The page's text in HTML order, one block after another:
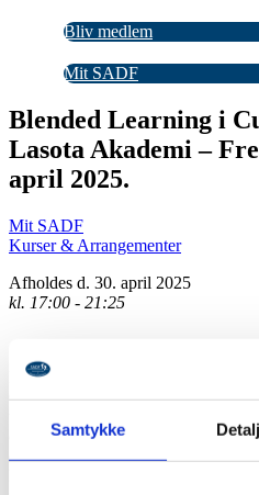
Samtykke
Bliv medlem
Mit SADF
Blended Learning i
Lasota Akademi –
april 2025.
Mit SADF
Kurser & Arrangementer
Afholdes d. 30. april 2025
kl. 17:00 - 21:25
For første gang nogensinde
Cupping Terapi, der kombinerer
dykke ned i teoretisk viden om
dage, tilpasset din travle hverdag.